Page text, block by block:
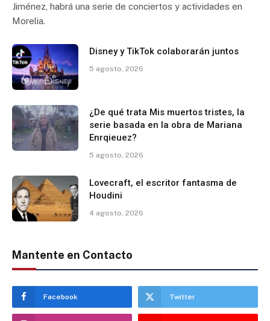
Jiménez, habrá una serie de conciertos y actividades en
Morelia.
Disney y TikTok colaborarán juntos
5 agosto, 2026
¿De qué trata Mis muertos tristes, la
serie basada en la obra de Mariana
Enrqieuez?
5 agosto, 2026
Lovecraft, el escritor fantasma de
Houdini
4 agosto, 2026
Mantente en Contacto
Facebook Twitter